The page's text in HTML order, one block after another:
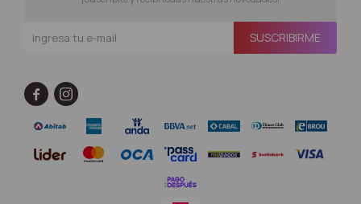
SUSCRIBIRME
 